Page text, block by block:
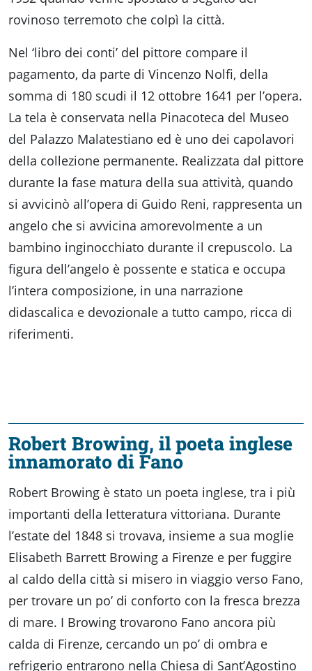
rovinoso terremoto che colpì la città.
Nel ‘libro dei conti’ del pittore compare il
pagamento, da parte di Vincenzo Nolfi, della
somma di 180 scudi il 12 ottobre 1641 per l’opera.
La tela è conservata nella Pinacoteca del Museo
del Palazzo Malatestiano ed è uno dei capolavori
della collezione permanente. Realizzata dal pittore
durante la fase matura della sua attività, quando
si avvicinò all’opera di Guido Reni, rappresenta un
angelo che si avvicina amorevolmente a un
bambino inginocchiato durante il crepuscolo. La
figura dell’angelo è possente e statica e occupa
l’intera composizione, in una narrazione
didascalica e devozionale a tutto campo, ricca di
riferimenti.
Robert Browing, il poeta inglese
innamorato di Fano
Robert Browing è stato un poeta inglese, tra i più
importanti della letteratura vittoriana. Durante
l’estate del 1848 si trovava, insieme a sua moglie
Elisabeth Barrett Browing a Firenze e per fuggire
al caldo della città si misero in viaggio verso Fano,
per trovare un po’ di conforto con la fresca brezza
di mare. I Browing trovarono Fano ancora più
calda di Firenze, cercando un po’ di ombra e
refrigerio entrarono nella Chiesa di Sant’Agostino